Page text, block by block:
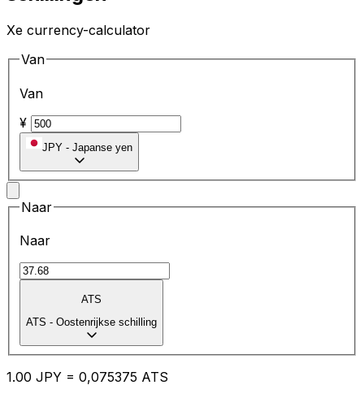
Xe currency-calculator
Van
Van
¥
JPY - Japanse yen
Naar
Naar
ATS
ATS - Oostenrijkse schilling
1.00 JPY = 0,075375 ATS